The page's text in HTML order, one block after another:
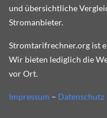
und übersichtliche
Stromanbieter.
Stromtarifrechner.org ist
Wir bieten lediglich die
vor Ort.
Impressum – Datenschutz